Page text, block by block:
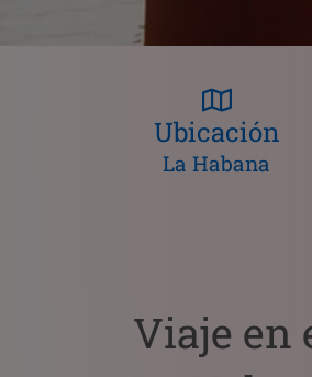
Ubicación
La Habana
Viaje en